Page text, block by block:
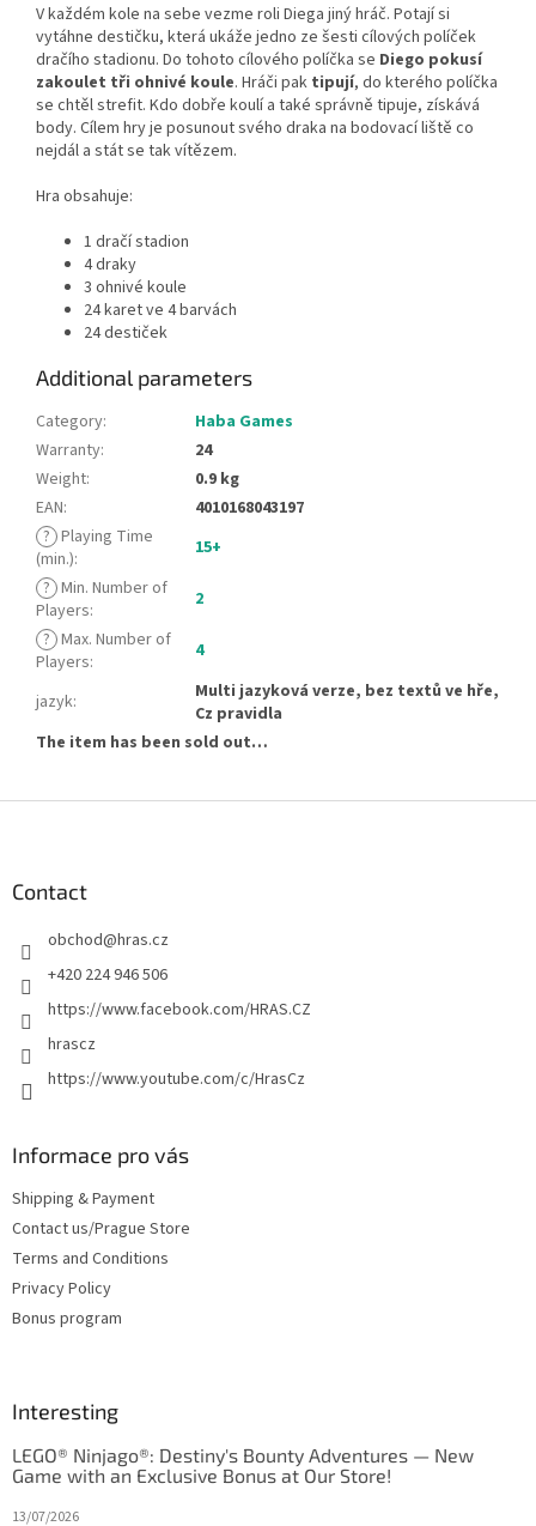
V každém kole na sebe vezme roli Diega jiný hráč. Potají si
vytáhne destičku, která ukáže jedno ze šesti cílových políček
dračího stadionu. Do tohoto cílového políčka se Diego pokusí
zakoulet tři ohnivé koule. Hráči pak tipují, do kterého políčka
se chtěl strefit. Kdo dobře koulí a také správně tipuje, získává
body. Cílem hry je posunout svého draka na bodovací liště co
nejdál a stát se tak vítězem.
Hra obsahuje:
1 dračí stadion
4 draky
3 ohnivé koule
24 karet ve 4 barvách
24 destiček
Additional parameters
Category:
Haba Games
Warranty:
24
Weight:
0.9 kg
EAN:
4010168043197
? Playing Time
(min.):
15+
? Min. Number of
Players:
2
? Max. Number of
Players: 4
jazyk:
Multi jazyková verze, bez textů ve hře,
Cz pravidla
The item has been sold out…
Contact
obchod@hras.cz
+420 224 946 506
https://www.facebook.com/HRAS.CZ
hrascz
https://www.youtube.com/c/HrasCz
Informace pro vás
Shipping & Payment
Contact us/Prague Store
Terms and Conditions
Privacy Policy
Bonus program
Interesting
LEGO® Ninjago®: Destiny's Bounty Adventures — New
Game with an Exclusive Bonus at Our Store!
13/07/2026